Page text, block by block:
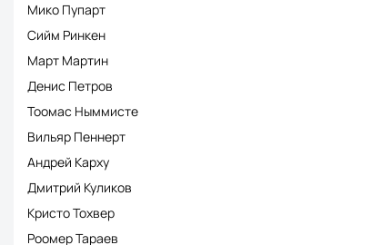
Мико Пупарт
Сийм Ринкен
Март Мартин
Денис Петров
Тоомас Ныммисте
Вильяр Пеннерт
Андрей Карху
Дмитрий Куликов
Кристо Тохвер
Роомер Тараев